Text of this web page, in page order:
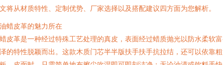
将从材质特性、定制优势、厂家选择以及搭配建议四方面为您解析。
蜡皮革的魅力所在
皮革是一种经过特殊工艺处理的真皮，表面经过蜡质抛光以防水柔软
的特性脱颖而出。这款木质门芯半半版扶手扶手抗拉结，还可以依靠